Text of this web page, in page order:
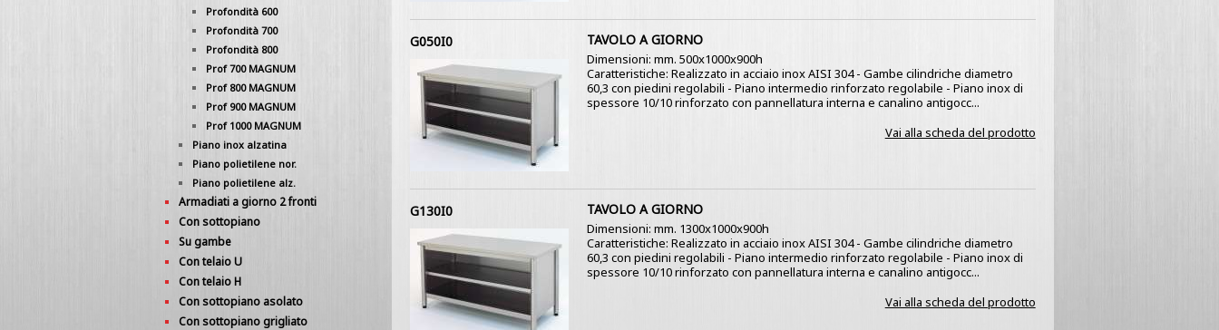
G050I0 TAVOLO A GIORNO
Dimensioni: mm. 500x1000x900h
Caratteristiche: Realizzato in acciaio inox AISI 304 - Gambe cilindriche diametro
60,3 con piedini regolabili - Piano intermedio rinforzato regolabile - Piano inox di
spessore 10/10 rinforzato con pannellatura interna e canalino antigocc...
Vai alla scheda del prodotto
G130I0 TAVOLO A GIORNO
Dimensioni: mm. 1300x1000x900h
Caratteristiche: Realizzato in acciaio inox AISI 304 - Gambe cilindriche diametro
60,3 con piedini regolabili - Piano intermedio rinforzato regolabile - Piano inox di
spessore 10/10 rinforzato con pannellatura interna e canalino antigocc...
Vai alla scheda del prodotto
Profondità 600
Profondità 700
Profondità 800
Prof 700 MAGNUM
Prof 800 MAGNUM
Prof 900 MAGNUM
Prof 1000 MAGNUM
Piano inox alzatina
Piano polietilene nor.
Piano polietilene alz.
Armadiati a giorno 2 fronti
Con sottopiano
Su gambe
Con telaio U
Con telaio H
Con sottopiano asolato
Con sottopiano grigliato